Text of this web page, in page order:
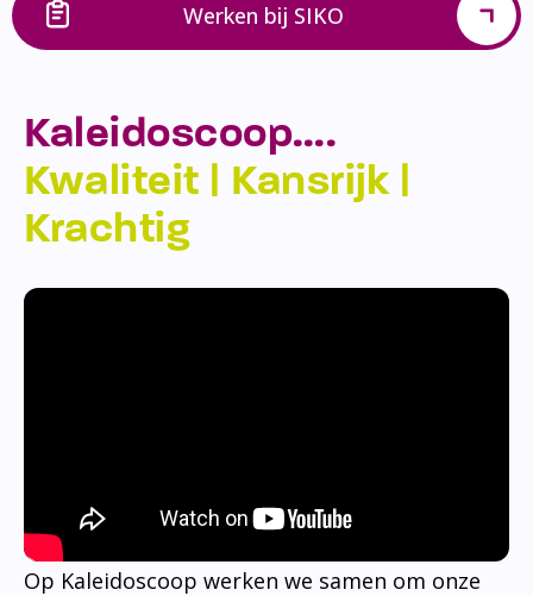
Werken bij SIKO
Kaleidoscoop….
Kwaliteit | Kansrijk |
Krachtig
Op Kaleidoscoop werken we samen om onze